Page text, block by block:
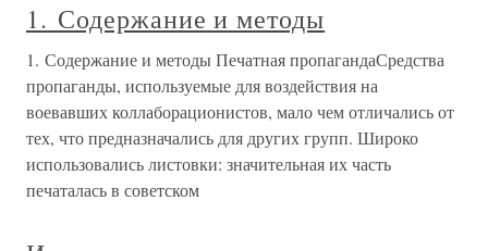
1. Содержание и методы
1. Содержание и методы Печатная пропагандаСредства
пропаганды, используемые для воздействия на
воевавших коллаборационистов, мало чем отличались от
тех, что предназначались для других групп. Широко
использовались листовки: значительная их часть
печаталась в советском